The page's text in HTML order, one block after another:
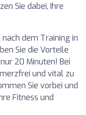
Sie dabei, Ihre
dem Training in
Sie die Vorteile
20 Minuten! Bei
und vital zu
Sie vorbei und
Fitness und